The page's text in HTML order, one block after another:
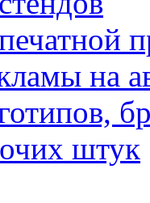
на
штук